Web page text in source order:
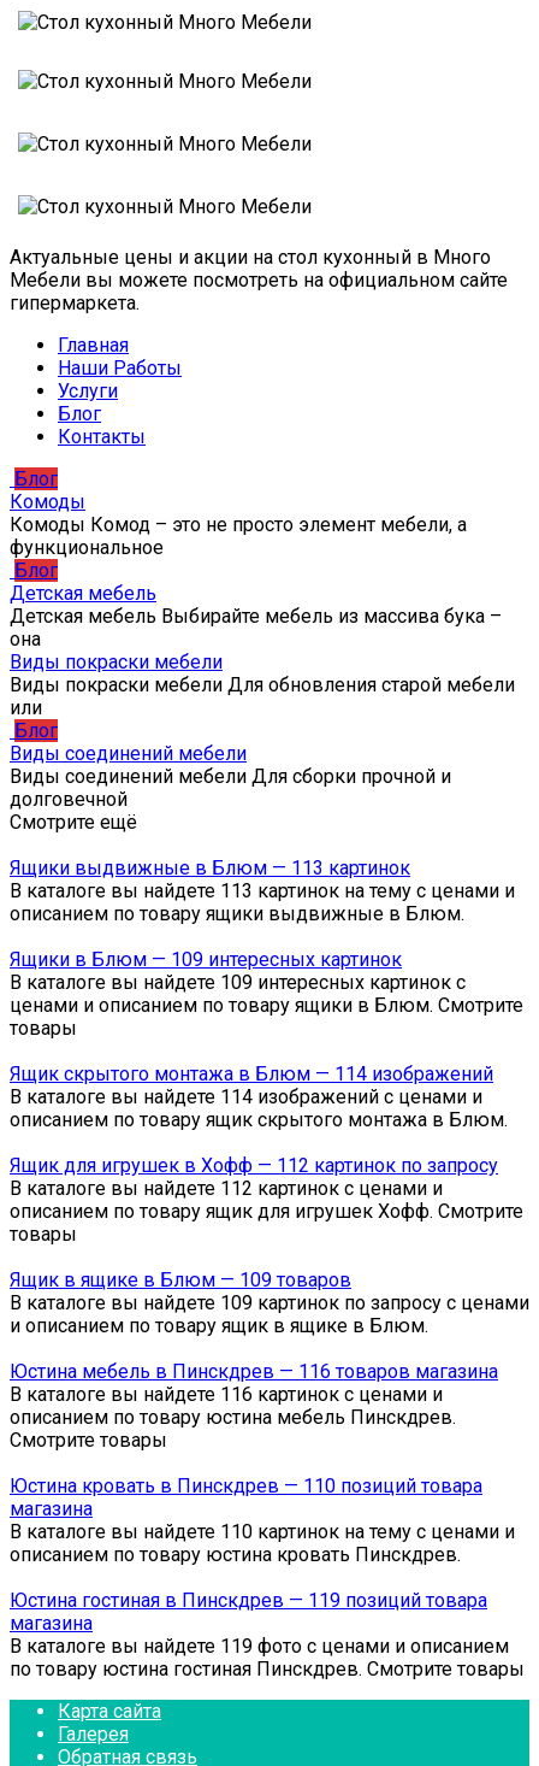
Актуальные цены и акции на стол кухонный в Много
Мебели вы можете посмотреть на официальном сайте
гипермаркета.
Главная
Наши Работы
Услуги
Блог
Контакты
Блог
Комоды
Комоды Комод – это не просто элемент мебели, а
функциональное
Блог
Детская мебель
Детская мебель Выбирайте мебель из массива бука –
она
Виды покраски мебели
Виды покраски мебели Для обновления старой мебели
или
Блог
Виды соединений мебели
Виды соединений мебели Для сборки прочной и
долговечной
Смотрите ещё
Ящики выдвижные в Блюм — 113 картинок
В каталоге вы найдете 113 картинок на тему с ценами и
описанием по товару ящики выдвижные в Блюм.
Ящики в Блюм — 109 интересных картинок
В каталоге вы найдете 109 интересных картинок с
ценами и описанием по товару ящики в Блюм. Смотрите
товары
Ящик скрытого монтажа в Блюм — 114 изображений
В каталоге вы найдете 114 изображений с ценами и
описанием по товару ящик скрытого монтажа в Блюм.
Ящик для игрушек в Хофф — 112 картинок по запросу
В каталоге вы найдете 112 картинок с ценами и
описанием по товару ящик для игрушек Хофф. Смотрите
товары
Ящик в ящике в Блюм — 109 товаров
В каталоге вы найдете 109 картинок по запросу с ценами
и описанием по товару ящик в ящике в Блюм.
Юстина мебель в Пинскдрев — 116 товаров магазина
В каталоге вы найдете 116 картинок с ценами и
описанием по товару юстина мебель Пинскдрев.
Смотрите товары
Юстина кровать в Пинскдрев — 110 позиций товара
магазина
В каталоге вы найдете 110 картинок на тему с ценами и
описанием по товару юстина кровать Пинскдрев.
Юстина гостиная в Пинскдрев — 119 позиций товара
магазина
В каталоге вы найдете 119 фото с ценами и описанием
по товару юстина гостиная Пинскдрев. Смотрите товары
Карта сайта
Галерея
Обратная связь